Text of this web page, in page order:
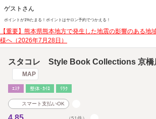
ゲストさん
ポイントが1%たまる！ ポイントはサロン予約でつかえる！
【重要】熊本県熊本地方で発生した地震の影響のある地
様へ（2026年7月28日）
スタコレ Style Book Collections 京橋
MAP
ｴｽﾃ 整体･ｶｲﾛ ﾘﾗｸ
スマート支払いOK